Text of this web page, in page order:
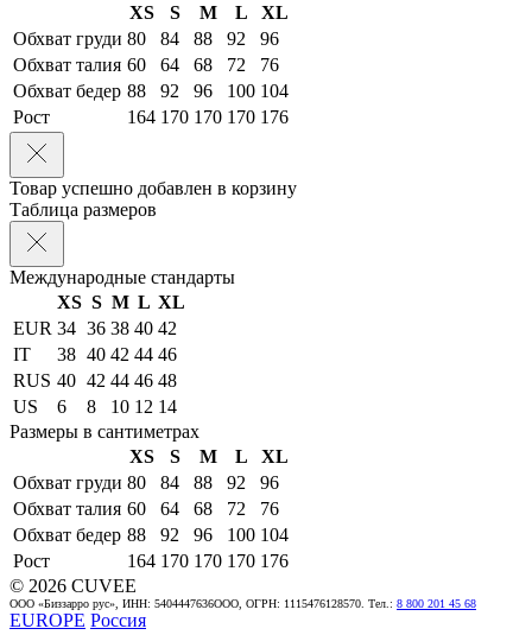
XS
S M L
XL
Обхват груди 80 84 88 92
96
Обхват талия 60 64 68 72
76
Обхват бедер 88 92 96 100 104
Рост
164 170 170 170 176
Товар успешно добавлен в корзину
Таблица размеров
Международные стандарты
XS S M L XL
EUR 34 36 38 40 42
IT
38 40 42 44 46
RUS 40 42 44 46 48
US
6 8 10 12 14
Размеры в сантиметрах
XS
S M L
XL
Обхват груди 80 84 88 92
96
Обхват талия 60 64 68 72
76
Обхват бедер 88 92 96 100 104
Рост
164 170 170 170 176
© 2026 CUVEE
ООО «Биззарро рус», ИНН: 5404447636ООО, ОГРН: 1115476128570. Тел.: 8 800 201 45 68
EUROPE Россия